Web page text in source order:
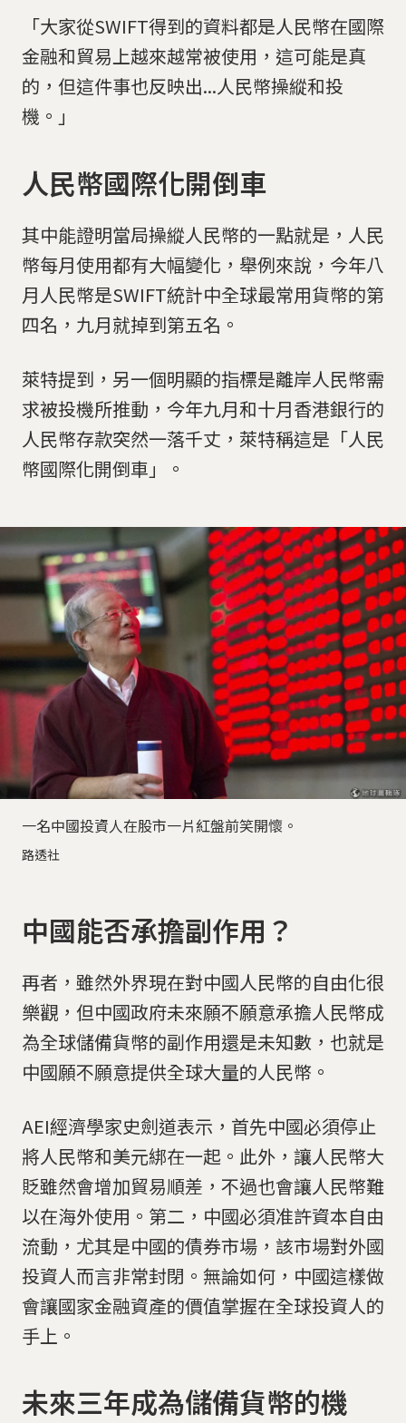
「大家從SWIFT得到的資料都是人民幣在國際
金融和貿易上越來越常被使用，這可能是真
的，但這件事也反映出...人民幣操縱和投
機。」
人民幣國際化開倒車
其中能證明當局操縱人民幣的一點就是，人民
幣每月使用都有大幅變化，舉例來說，今年八
月人民幣是SWIFT統計中全球最常用貨幣的第
四名，九月就掉到第五名。
萊特提到，另一個明顯的指標是離岸人民幣需
求被投機所推動，今年九月和十月香港銀行的
人民幣存款突然一落千丈，萊特稱這是「人民
幣國際化開倒車」。
一名中國投資人在股市一片紅盤前笑開懷。
路透社
中國能否承擔副作用？
再者，雖然外界現在對中國人民幣的自由化很
樂觀，但中國政府未來願不願意承擔人民幣成
為全球儲備貨幣的副作用還是未知數，也就是
中國願不願意提供全球大量的人民幣。
AEI經濟學家史劍道表示，首先中國必須停止
將人民幣和美元綁在一起。此外，讓人民幣大
貶雖然會增加貿易順差，不過也會讓人民幣難
以在海外使用。第二，中國必須准許資本自由
流動，尤其是中國的債券市場，該市場對外國
投資人而言非常封閉。無論如何，中國這樣做
會讓國家金融資產的價值掌握在全球投資人的
手上。
未來三年成為儲備貨幣的機